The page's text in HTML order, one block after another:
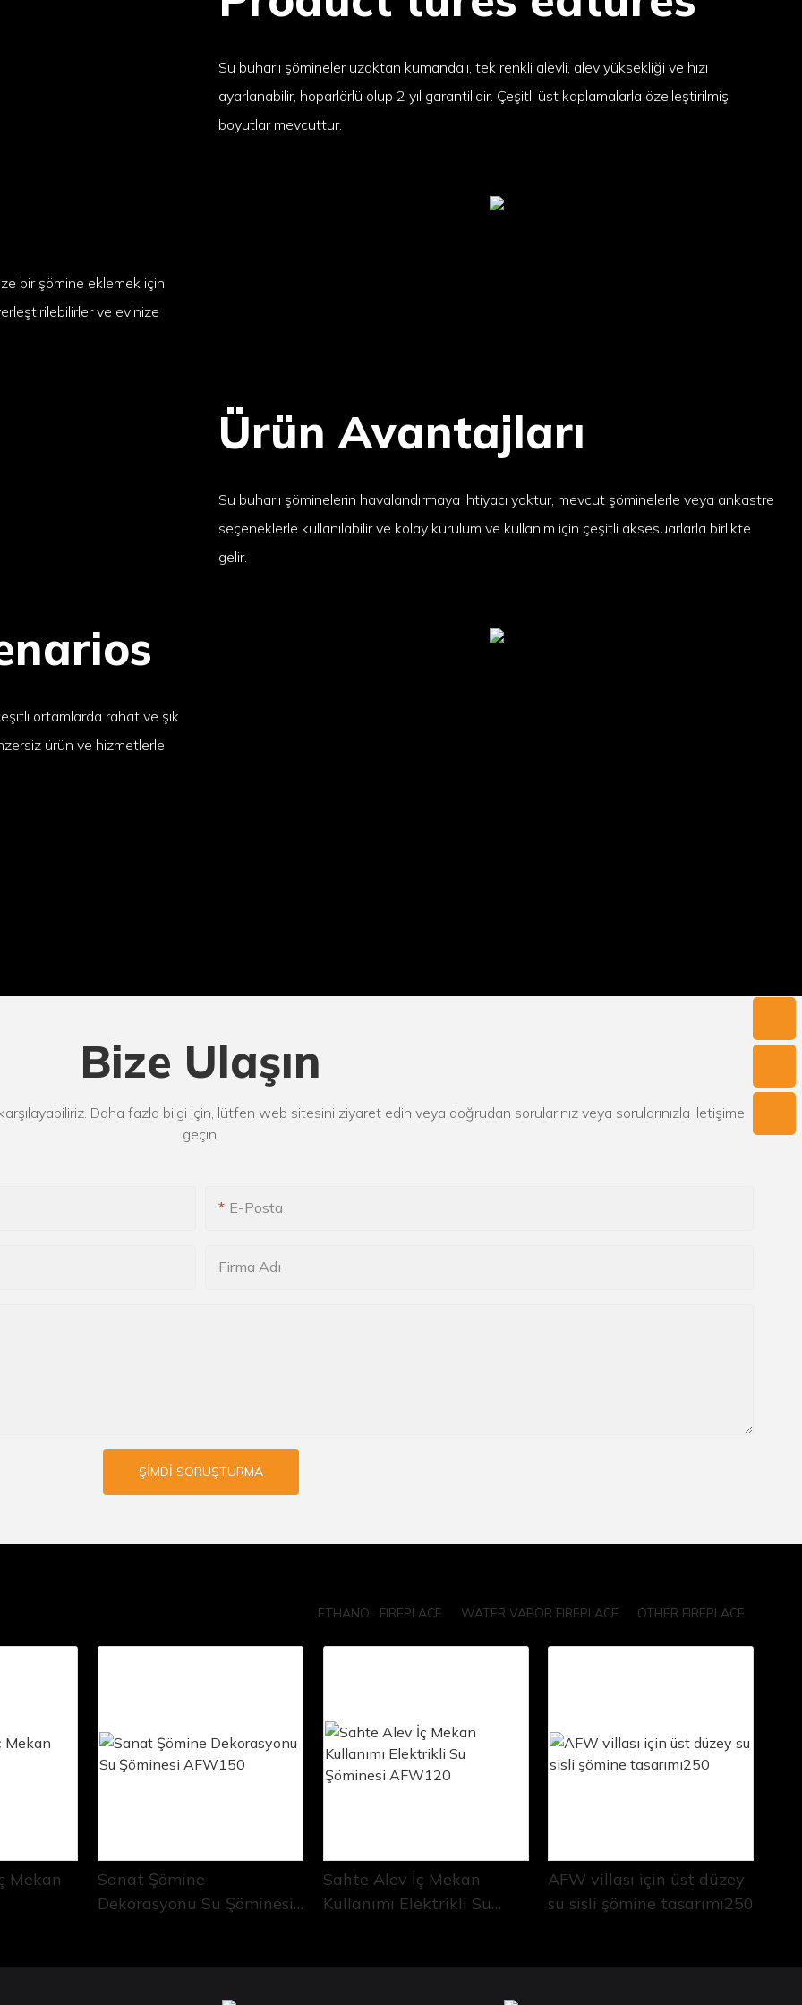
Su buharlı şömineler uzaktan kumandalı, tek renkli alevli, alev yüksekliği ve hızı
ayarlanabilir, hoparlörlü olup 2 yıl garantilidir. Çeşitli üst kaplamalarla özelleştirilmiş
boyutlar mevcuttur.
bir şömine eklemek için
ve evinize
Ürün Avantajları
Su buharlı şöminelerin havalandırmaya ihtiyacı yoktur, mevcut şöminelerle veya ankastre
seçeneklerle kullanılabilir ve kolay kurulum ve kullanım için çeşitli aksesuarlarla birlikte
gelir.
ortamlarda rahat ve şık
ürün ve hizmetlerle
Bize Ulaşın
Daha fazla bilgi için, lütfen web sitesini ziyaret edin veya doğrudan sorularınız veya sorularınızla iletişime
geçin.
E-Posta
Firma Adı
ŞIMDI SORUŞTURMA
OTHER FIREPLACE
WATER VAPOR FIREPLACE
ETHANOL FIREPLACE
Mekan
Sanat Şömine
Dekorasyonu Su Şöminesi
Sahte Alev İç Mekan
Kullanımı Elektrikli Su
AFW villası için üst düzey
su sisli şömine tasarımı250